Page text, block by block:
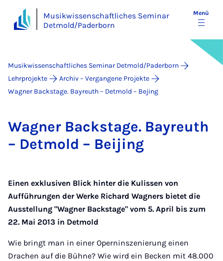
Musikwissenschaftliches Seminar
Detmold/Paderborn
Menü
Musikwissenschaftliches Seminar Detmold/Paderborn
Lehrprojekte
Archiv – Vergangene Projekte
Wagner Backstage. Bayreuth – Detmold – Bejing
Wag­ner Back­s­ta­ge. Bay­reuth
– Det­mold – Bei­jing
Einen exklusiven Blick hinter die Kulissen von
Aufführungen der Werke Richard Wagners bietet die
Ausstellung "Wagner Backstage" vom 5. April bis zum
22. Mai 2013 in Detmold
Wie bringt man in einer Operninszenierung einen
Drachen auf die Bühne? Wie wird ein Becken mit 48.000